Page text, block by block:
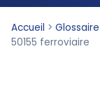
Accueil > Glossaire
50155 ferroviaire